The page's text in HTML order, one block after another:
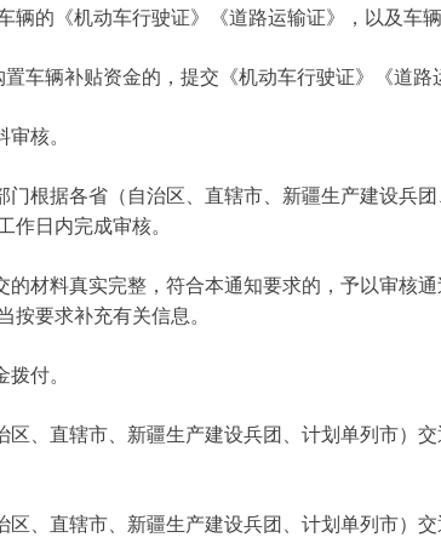
辆的《机动车行驶证》《道路运输证》，以及车
辆补贴资金的，提交《机动车行驶证》《道路
核。
根据各省（自治区、直辖市、新疆生产建设兵团
作日内完成审核。
材料真实完整，符合本通知要求的，予以审核通
按要求补充有关信息。
付。
、直辖市、新疆生产建设兵团、计划单列市）交
、直辖市、新疆生产建设兵团、计划单列市）交